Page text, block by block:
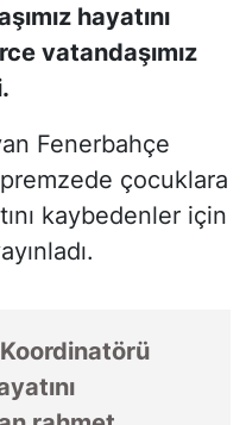
hayatını
vatandaşımız
Fenerbahçe
çocuklara
kaybedenler için